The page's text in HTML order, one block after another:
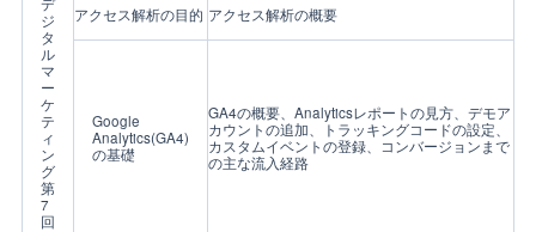
ジ
タ
ル
マ
ー
ケ
テ
ィ
ン
グ
第
7
回
アクセス解析の目的 アクセス解析の概要
Google
Analytics(GA4)
の基礎
GA4の概要、Analyticsレポートの見方、デモア
カウントの追加、トラッキングコードの設定、
カスタムイベントの登録、コンバージョンまで
の主な流入経路